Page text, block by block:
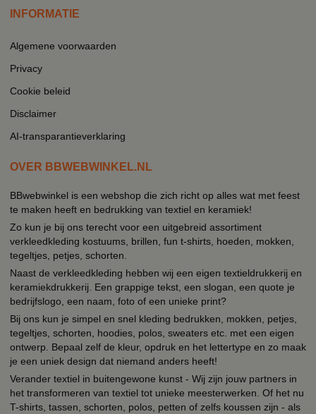
INFORMATIE
Algemene voorwaarden
Privacy
Cookie beleid
Disclaimer
AI-transparantieverklaring
OVER BBWEBWINKEL.NL
BBwebwinkel is een webshop die zich richt op alles wat met feest
te maken heeft en bedrukking van textiel en keramiek!
Zo kun je bij ons terecht voor een uitgebreid assortiment
verkleedkleding kostuums, brillen, fun t-shirts, hoeden, mokken,
tegeltjes, petjes, schorten.
Naast de verkleedkleding hebben wij een eigen textieldrukkerij en
keramiekdrukkerij. Een grappige tekst, een slogan, een quote je
bedrijfslogo, een naam, foto of een unieke print?
Bij ons kun je simpel en snel kleding bedrukken, mokken, petjes,
tegeltjes, schorten, hoodies, polos, sweaters etc. met een eigen
ontwerp. Bepaal zelf de kleur, opdruk en het lettertype en zo maak
je een uniek design dat niemand anders heeft!
Verander textiel in buitengewone kunst - Wij zijn jouw partners in
het transformeren van textiel tot unieke meesterwerken. Of het nu
T-shirts, tassen, schorten, polos, petten of zelfs koussen zijn - als